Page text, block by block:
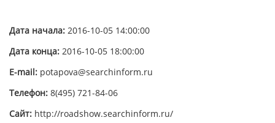
Дата начала: 2016-10-05 14:00:00
Дата конца: 2016-10-05 18:00:00
E-mail: potapova@searchinform.ru
Телефон: 8(495) 721-84-06
Сайт: http://roadshow.searchinform.ru/